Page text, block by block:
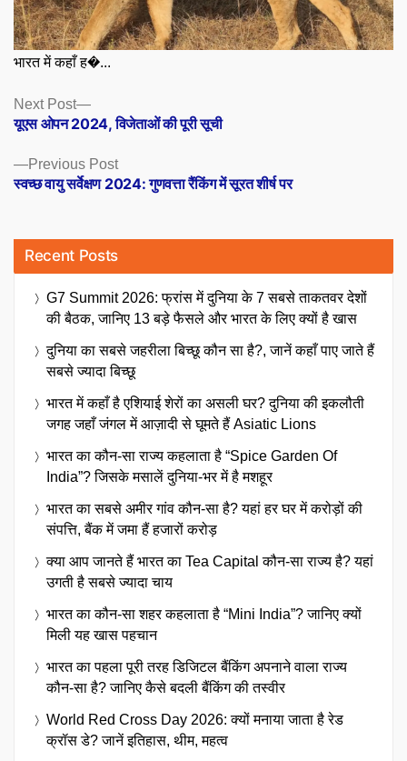
भारत में कहाँ ह�...
Posts
navigation
Previous PostPrevious
post:
स्वच्छ वायु सर्वेक्षण 2024: गुणवत्ता रैंकिंग में सूरत शीर्ष पर
Next Post
Next
post:
यूएस ओपन 2024, विजेताओं की पूरी सूची
Recent Posts
G7 Summit 2026: फ्रांस में दुनिया के 7 सबसे ताकतवर देशों
की बैठक, जानिए 13 बड़े फैसले और भारत के लिए क्यों है खास
दुनिया का सबसे जहरीला बिच्छू कौन सा है?, जानें कहाँ पाए जाते हैं
सबसे ज्यादा बिच्छू
भारत में कहाँ है एशियाई शेरों का असली घर? दुनिया की इकलौती
जगह जहाँ जंगल में आज़ादी से घूमते हैं Asiatic Lions
भारत का कौन-सा राज्य कहलाता है “Spice Garden Of
India”? जिसके मसालें दुनिया-भर में है मशहूर
भारत का सबसे अमीर गांव कौन-सा है? यहां हर घर में करोड़ों की
संपत्ति, बैंक में जमा हैं हजारों करोड़
क्या आप जानते हैं भारत का Tea Capital कौन-सा राज्य है? यहां
उगती है सबसे ज्यादा चाय
भारत का कौन-सा शहर कहलाता है “Mini India”? जानिए क्यों
मिली यह खास पहचान
भारत का पहला पूरी तरह डिजिटल बैंकिंग अपनाने वाला राज्य
कौन-सा है? जानिए कैसे बदली बैंकिंग की तस्वीर
World Red Cross Day 2026: क्यों मनाया जाता है रेड
क्रॉस डे? जानें इतिहास, थीम, महत्व